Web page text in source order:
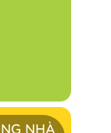
NHÀ